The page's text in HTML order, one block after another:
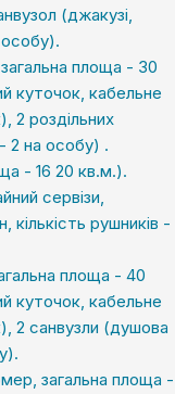
(джакузі,
особу).
площа - 30
куточок, кабельне
2 роздільних
2 на особу) .
- 16 20 кв.м.).
сервізи,
рушників -
площа - 40
куточок, кабельне
2 санвузли (душова
загальна площа -